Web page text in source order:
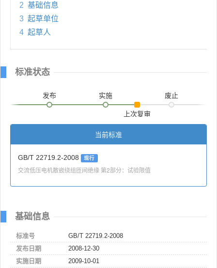
2 基础信息
3 起草单位
4 起草人
标准状态
发布 实施
上次复审
废止
当前标准
GB/T 22719.2-2008 现行
交流低压电机散嵌绕组匝间绝缘 第2部分：试验限值
基础信息
标准号
GB/T 22719.2-2008
发布日期
2008-12-30
实施日期
2009-10-01